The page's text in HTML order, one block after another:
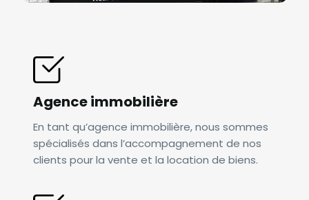
Agence immobilière
En tant qu’agence immobilière, nous sommes
spécialisés dans l’accompagnement de nos
clients pour la vente et la location de biens.